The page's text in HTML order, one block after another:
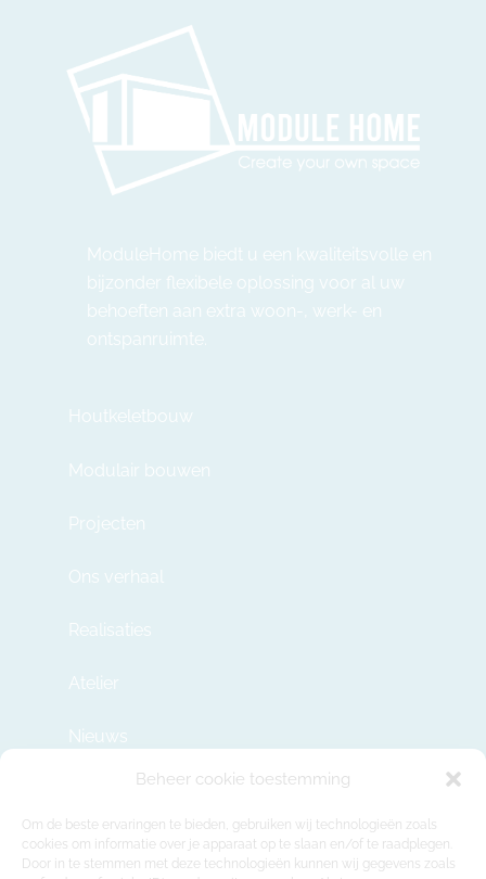
Beheer cookie toestemming
Om de beste ervaringen te bieden, gebruiken wij technologieën zoals
cookies om informatie over je apparaat op te slaan en/of te raadplegen.
Door in te stemmen met deze technologieën kunnen wij gegevens zoals
ModuleHome biedt u een kwaliteitsvolle en
bijzonder flexibele oplossing voor al uw
behoeften aan extra woon-, werk- en
ontspanruimte.
Houtkeletbouw
Modulair bouwen
Projecten
Ons verhaal
Realisaties
Atelier
Nieuws
info@modulehome.be